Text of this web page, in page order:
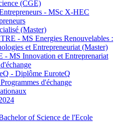
(CGE)
- MSc X-HEC
(Master)
- MS Energies Renouvelables :
et Entrepreneuriat (Master)
- MS Innovation et Entreprenariat
- Diplôme EuroteQ
d'échange
of Science de l'Ecole